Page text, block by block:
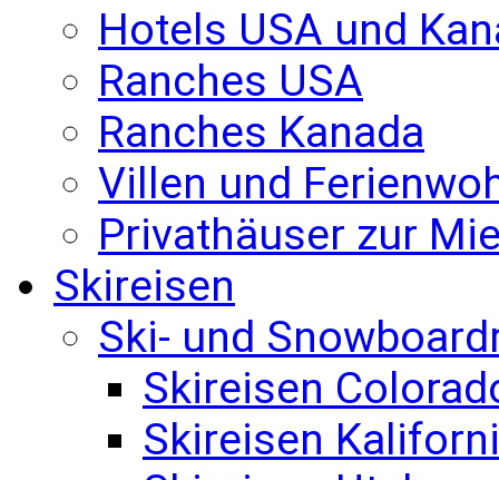
Hotels USA und
Ranches USA
Ranches Kanada
Villen und
Privathäuser zur
Skireisen
Ski- und
Skireisen
Skireisen